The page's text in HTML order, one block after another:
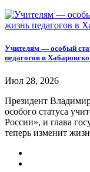
Учителям — особый
педагогов в
Июл 28, 2026
Президент
особого статуса
России», и глава
теперь изменит